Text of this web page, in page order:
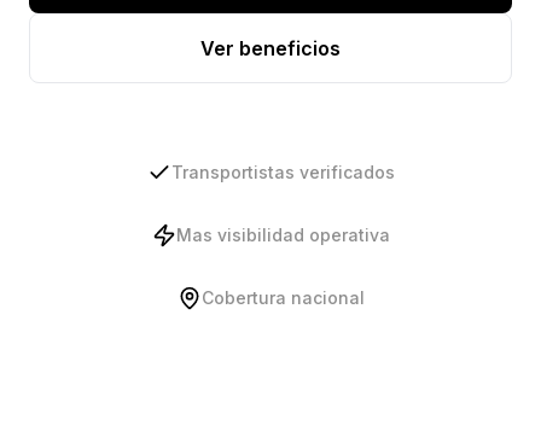
Ver beneficios
Transportistas verificados
Mas visibilidad operativa
Cobertura nacional